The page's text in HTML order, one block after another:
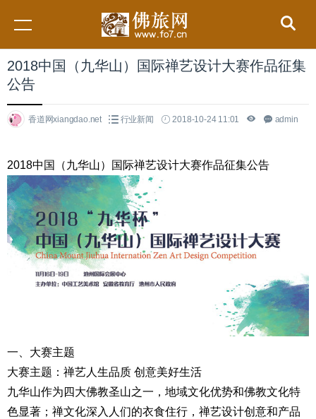
2018中国（九华山）国际禅艺设计大赛作品征集
公告
香道网xiangdao.net 行业新闻 2018-10-24 11:01 admin
2018中国（九华山）国际禅艺设计大赛作品征集公告
一、大赛主题
大赛主题：禅艺人生品质 创意美好生活
九华山作为四大佛教圣山之一，地域文化优势和佛教文化特
色显著；禅文化深入人们的衣食住行，禅艺设计创意和产品